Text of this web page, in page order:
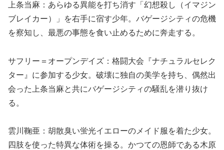
上条当麻：あらゆる異能を打ち消す「幻想殺し（イマジン
ブレイカー）」を右手に宿す少年。バゲージシティの危機
を察知し、最悪の事態を食い止めるために奔走する。
サフリー＝オープンデイズ：格闘大会『ナチュラルセレク
ター』に参加する少女。破壊に独自の美学を持ち、偶然出
会った上条当麻と共にバゲージシティの騒乱を潜り抜け
る。
雲川鞠亜：胡散臭い蛍光イエローのメイド服を着た少女。
四肢を使った特異な体術を操る。かつての恩師である木原